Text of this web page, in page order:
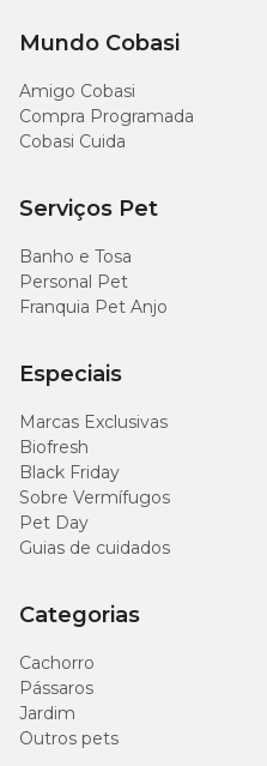
Mundo Cobasi
Amigo Cobasi
Compra Programada
Cobasi Cuida
Serviços Pet
Banho e Tosa
Personal Pet
Franquia Pet Anjo
Especiais
Marcas Exclusivas
Biofresh
Black Friday
Sobre Vermífugos
Pet Day
Guias de cuidados
Categorias
Cachorro
Pássaros
Jardim
Outros pets